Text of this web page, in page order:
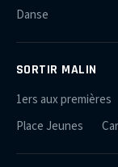
Danse
SORTIR MALIN
1ers aux premières
Place Jeunes